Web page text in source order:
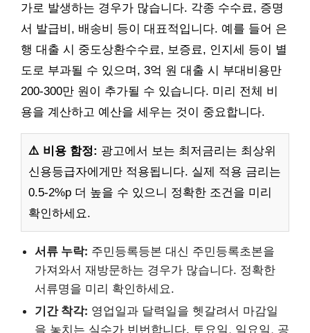
가로 발생하는 경우가 많습니다. 각종 수수료, 증명
서 발급비, 배송비 등이 대표적입니다. 예를 들어 은
행 대출 시 중도상환수수료, 보증료, 인지세 등이 별
도로 부과될 수 있으며, 3억 원 대출 시 부대비용만
200-300만 원이 추가될 수 있습니다. 미리 전체 비
용을 계산하고 예산을 세우는 것이 중요합니다.
⚠️ 비용 함정: 광고에서 보는 최저금리는 최상위
신용등급자에게만 적용됩니다. 실제 적용 금리는
0.5-2%p 더 높을 수 있으니 정확한 조건을 미리
확인하세요.
서류 누락: 주민등록등본 대신 주민등록초본을
가져와서 재방문하는 경우가 많습니다. 정확한
서류명을 미리 확인하세요.
기간 착각: 영업일과 달력일을 헷갈려서 마감일
을 놓치는 실수가 빈번합니다. 토요일, 일요일, 공